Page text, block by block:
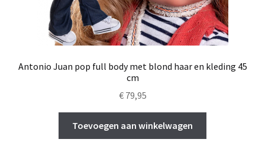
Antonio Juan pop full body met blond haar en kleding 45
cm
€79,95
Toevoegen aan winkelwagen